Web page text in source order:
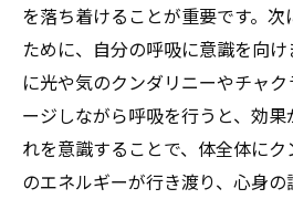
を落ち着けることが重要です。
ために、自分の呼吸に意識を向
に光や気のクンダリニーやチャ
ージしながら呼吸を行うと、効
れを意識することで、体全体に
のエネルギーが行き渡り、心身